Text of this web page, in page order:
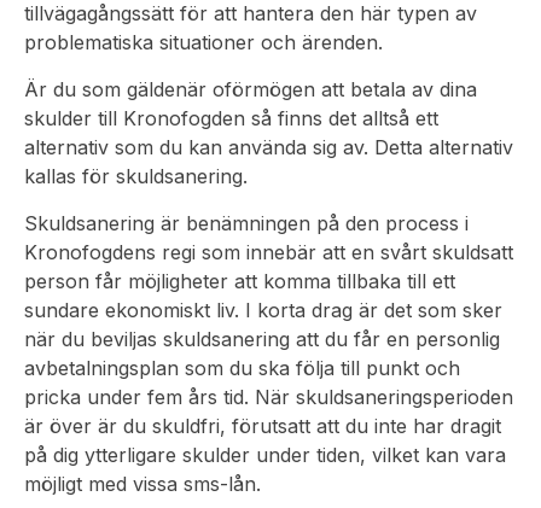
tillvägagångssätt för att hantera den här typen av
problematiska situationer och ärenden.
Är du som gäldenär oförmögen att betala av dina
skulder till Kronofogden så finns det alltså ett
alternativ som du kan använda sig av. Detta alternativ
kallas för skuldsanering.
Skuldsanering är benämningen på den process i
Kronofogdens regi som innebär att en svårt skuldsatt
person får möjligheter att komma tillbaka till ett
sundare ekonomiskt liv. I korta drag är det som sker
när du beviljas skuldsanering att du får en personlig
avbetalningsplan som du ska följa till punkt och
pricka under fem års tid. När skuldsaneringsperioden
är över är du skuldfri, förutsatt att du inte har dragit
på dig ytterligare skulder under tiden, vilket kan vara
möjligt med vissa sms-lån.